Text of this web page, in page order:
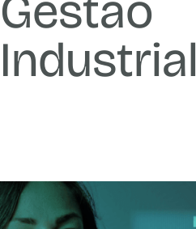
Industrial